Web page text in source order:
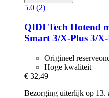
5.0 (2)
QIDI Tech Hotend
Smart 3/X-​Plus 3/
Origineel
Hoge kwaliteit
€ 32,49
Bezorging uiterlijk op 13.